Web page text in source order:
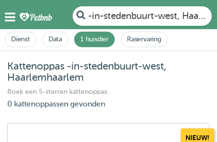
-in-stedenbuurt-west,
Dienst Data 1 huisdier Raservaring
Kattenoppas -in-stedenbuurt-west,
Haarlemhaarlem
Boek een 5-sterren kattenoppas.
0 kattenoppassen gevonden
NIEUW!